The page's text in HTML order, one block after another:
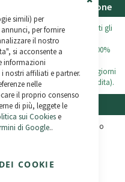
Close
Bar
simili) per
per fornire
il nostro
si acconsente a
informazioni
nostri affiliati e partner.
nelle
il proprio consenso
di più, leggete le
sui Cookiese
di Google..
COOKIE
Spedizione e restituzione
GRATUITA
su tutti gli
superiori a 500€.
gli ordini sono spediti al 100%
assicurazione
possibile entro 30 giorni
condizioni generali di vendita).
Assistenza clienti
le Domande frequenti o
Bikelec LiveChat